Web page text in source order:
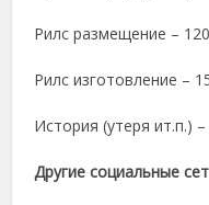
Рилс размещение –
Рилс изготовление –
История (утеря ит.п.)
Другие социальные